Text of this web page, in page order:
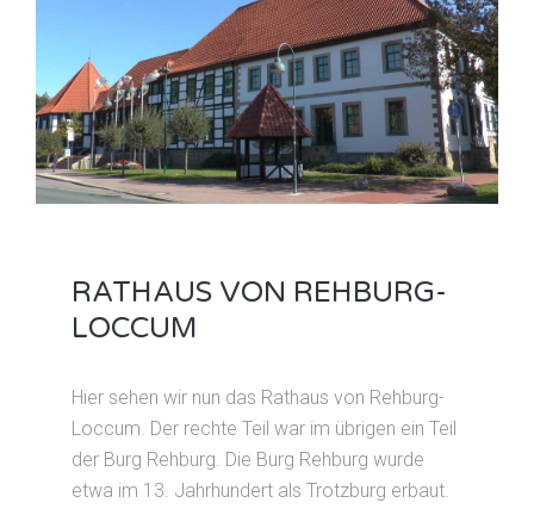
RATHAUS VON REHBURG-
LOCCUM
Hier sehen wir nun das Rathaus von Rehburg-
Loccum. Der rechte Teil war im übrigen ein Teil
der Burg Rehburg. Die Burg Rehburg wurde
etwa im 13. Jahrhundert als Trotzburg erbaut.